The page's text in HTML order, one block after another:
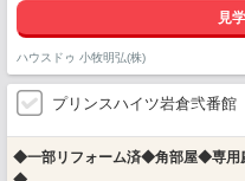
見
ハウスドゥ 小牧明弘(株)
プリンスハイツ岩倉弐番館
◆一部リフォーム済◆角部屋◆専